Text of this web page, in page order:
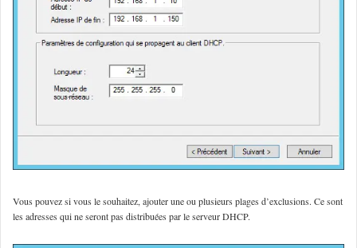
Vous pouvez si vous le souhaitez, ajouter une ou plusieurs plages d’exclusions. Ce sont
les adresses qui ne seront pas distribuées par le serveur DHCP.